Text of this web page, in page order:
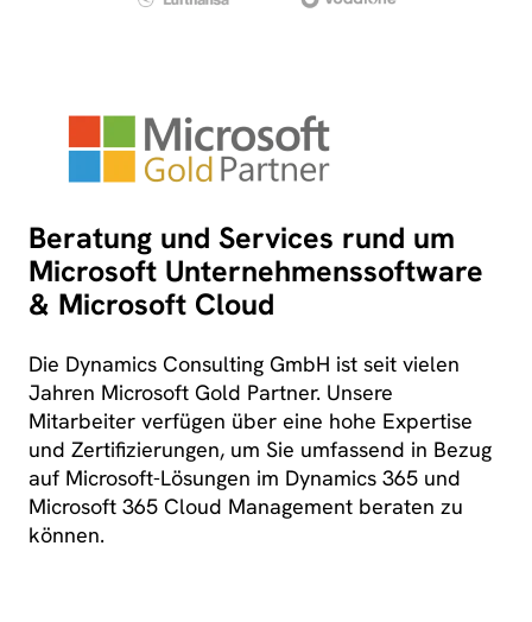
Beratung und Services rund um
Microsoft Unternehmenssoftware
& Microsoft Cloud
Die Dynamics Consulting GmbH ist seit vielen
Jahren Microsoft Gold Partner. Unsere
Mitarbeiter verfügen über eine hohe Expertise
und Zertifizierungen, um Sie umfassend in Bezug
auf Microsoft-Lösungen im Dynamics 365 und
Microsoft 365 Cloud Management beraten zu
können.